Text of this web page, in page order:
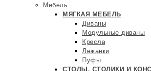
Мебель
МЯГКАЯ МЕБЕЛЬ
Диваны
Модульные диваны
Кресла
Лежанки
Пуфы
СТОЛЫ, СТОЛИКИ И